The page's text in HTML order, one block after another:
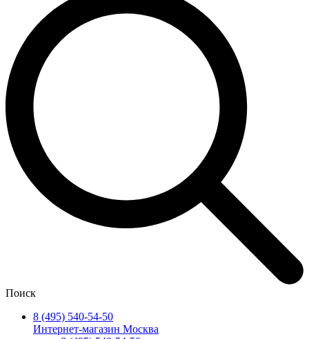
Поиск
8 (495) 540-54-50
Интернет-магазин Москва